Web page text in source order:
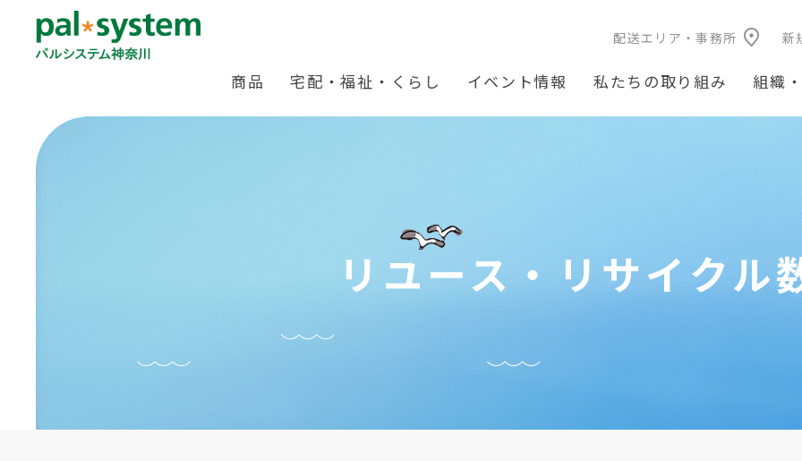
配送エリア・事務所 新
商品 宅配・福祉・くらし イベント情報 私たちの取り組み 組織
リユース・リサイクル